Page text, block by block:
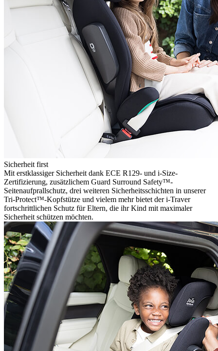
Sicherheit first
Mit erstklassiger Sicherheit dank ECE R129- und i-Size-
Zertifizierung, zusätzlichem Guard Surround Safety™-
Seitenaufprallschutz, drei weiteren Sicherheitsschichten in unserer
Tri-Protect™-Kopfstütze und vielem mehr bietet der i-Traver
fortschrittlichen Schutz für Eltern, die ihr Kind mit maximaler
Sicherheit schützen möchten.